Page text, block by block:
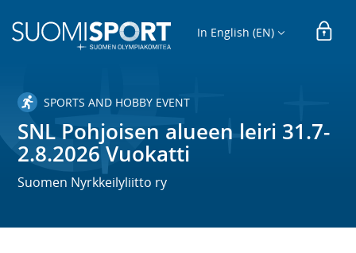
In English (EN)
SPORTS AND HOBBY EVENT
SNL Pohjoisen alueen leiri 31.7-
2.8.2026 Vuokatti
Suomen Nyrkkeilyliitto ry